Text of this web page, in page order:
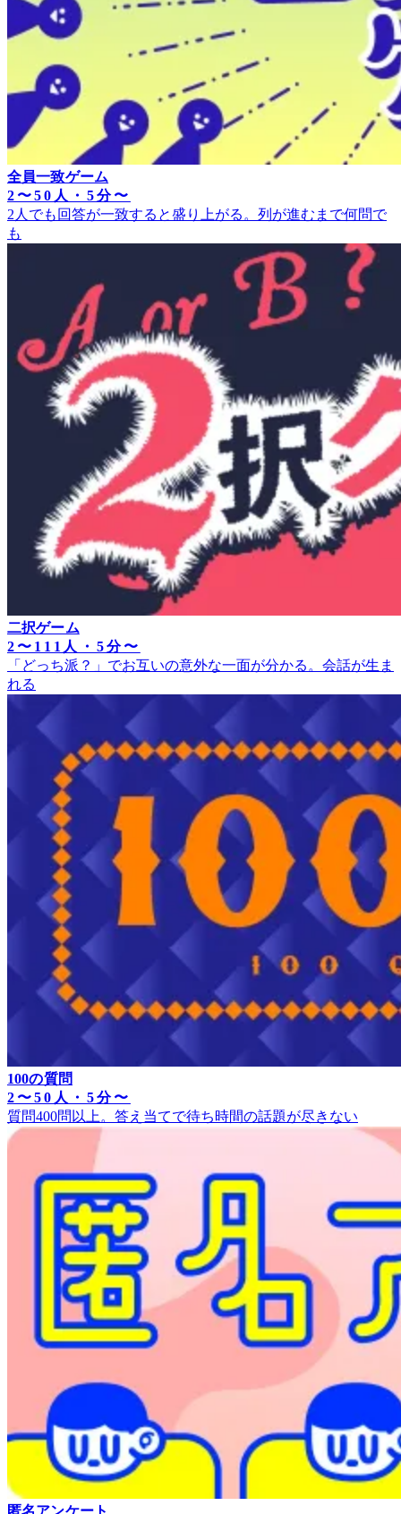
全員一致ゲーム
2〜50人・5分〜
2人でも回答が一致すると盛り上がる。列が進むまで何問で
も
二択ゲーム
2〜111人・5分〜
「どっち派？」でお互いの意外な一面が分かる。会話が生ま
れる
100の質問
2〜50人・5分〜
質問400問以上。答え当てで待ち時間の話題が尽きない
匿名アンケート